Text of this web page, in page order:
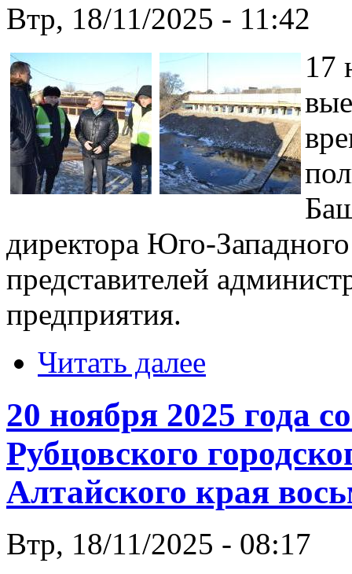
Втр, 18/11/2025 - 11:42
17
директора Юго-
представителей
предприятия.
Читать далее
20 ноября 2025 года
Рубцовского
Алтайского края
Втр, 18/11/2025 - 08:17